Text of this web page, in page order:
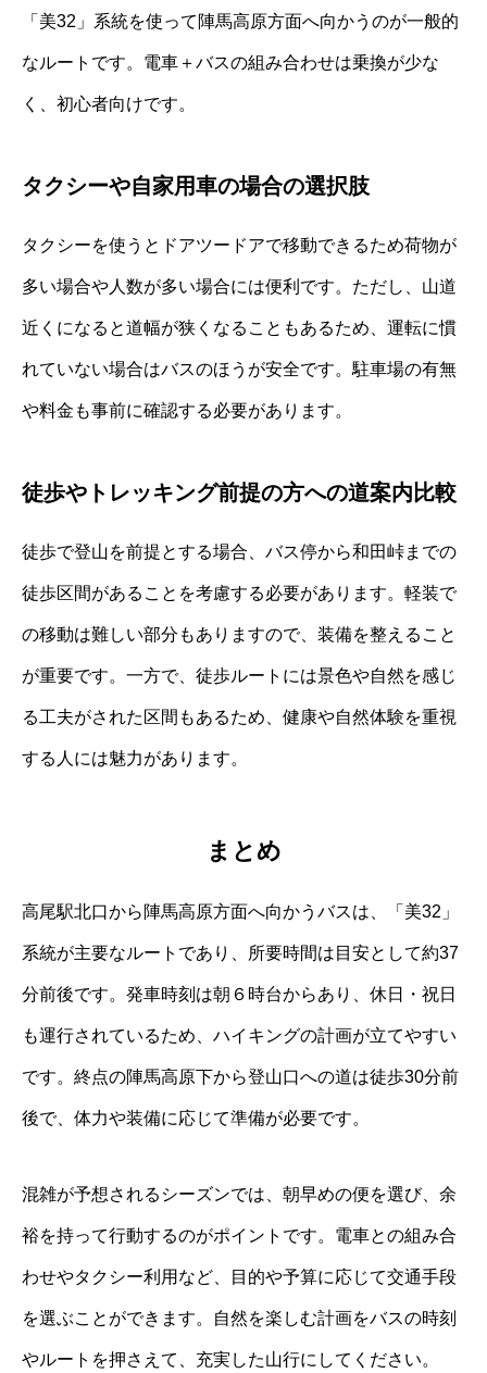
「美32」系統を使って陣馬高原方面へ向かうのが一般的
なルートです。電車＋バスの組み合わせは乗換が少な
く、初心者向けです。
タクシーや自家用車の場合の選択肢
タクシーを使うとドアツードアで移動できるため荷物が
多い場合や人数が多い場合には便利です。ただし、山道
近くになると道幅が狭くなることもあるため、運転に慣
れていない場合はバスのほうが安全です。駐車場の有無
や料金も事前に確認する必要があります。
徒歩やトレッキング前提の方への道案内比較
徒歩で登山を前提とする場合、バス停から和田峠までの
徒歩区間があることを考慮する必要があります。軽装で
の移動は難しい部分もありますので、装備を整えること
が重要です。一方で、徒歩ルートには景色や自然を感じ
る工夫がされた区間もあるため、健康や自然体験を重視
する人には魅力があります。
まとめ
高尾駅北口から陣馬高原方面へ向かうバスは、「美32」
系統が主要なルートであり、所要時間は目安として約37
分前後です。発車時刻は朝６時台からあり、休日・祝日
も運行されているため、ハイキングの計画が立てやすい
です。終点の陣馬高原下から登山口への道は徒歩30分前
後で、体力や装備に応じて準備が必要です。
混雑が予想されるシーズンでは、朝早めの便を選び、余
裕を持って行動するのがポイントです。電車との組み合
わせやタクシー利用など、目的や予算に応じて交通手段
を選ぶことができます。自然を楽しむ計画をバスの時刻
やルートを押さえて、充実した山行にしてください。